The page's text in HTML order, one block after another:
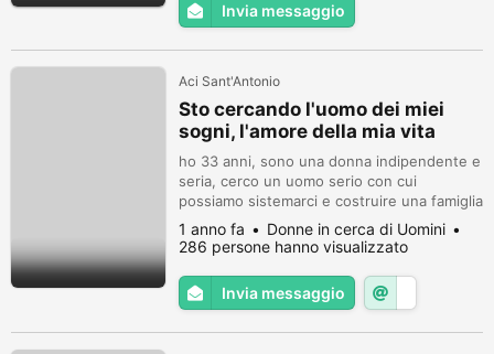
Invia messaggio
Aci Sant'Antonio
Sto cercando l'uomo dei miei
sogni, l'amore della mia vita
ho 33 anni, sono una donna indipendente e
seria, cerco un uomo serio con cui
possiamo sistemarci e costruire una famiglia
felice. Se sei interessato, scrivimi e
possiamo costruire questo insieme. Grazie.
1 anno fa
Donne in cerca di Uomini
286 persone hanno visualizzato
Invia messaggio